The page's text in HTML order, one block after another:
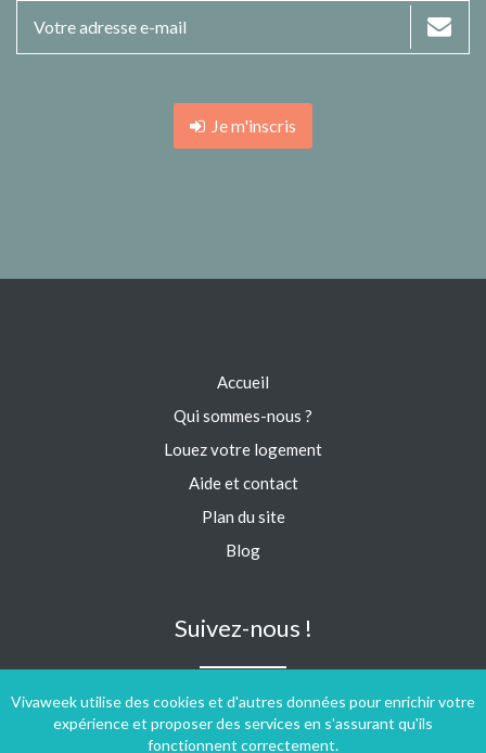
Je m'inscris
Vivaweek utilise des cookies et d'autres données pour enrichir votre
expérience et proposer des services en s'assurant qu'ils
fonctionnent correctement.
Accueil
Qui sommes-nous ?
Louez votre logement
Aide et contact
Plan du site
Blog
Suivez-nous !